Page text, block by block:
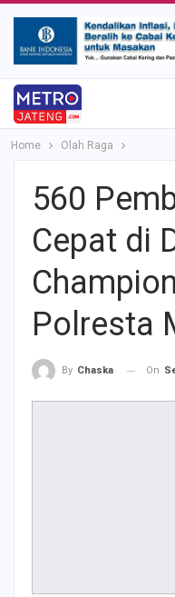
Home Olah Raga
560
Cepat di
Polresta
By Chaska On